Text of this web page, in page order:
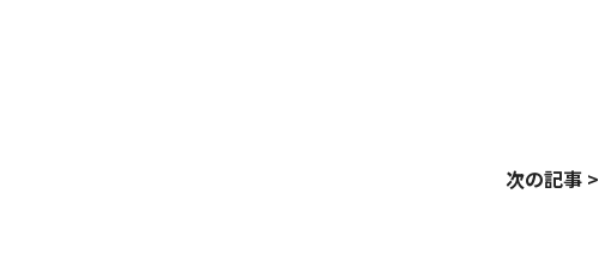
次の記事 >